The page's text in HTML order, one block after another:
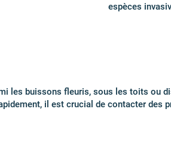
espèces
les buissons fleuris, sous les toits ou
il est crucial de contacter des